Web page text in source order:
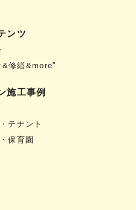
ンツ
&修繕&more"
施工事例
テナント
保育園